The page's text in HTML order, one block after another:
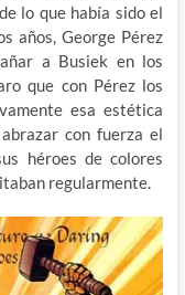
lo que había sido el
años, George Pérez
a Busiek en los
que con Pérez los
esa estética
con fuerza el
héroes de colores
regularmente.